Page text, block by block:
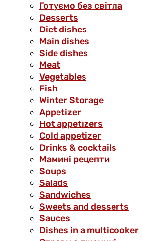
Готуємо без світла
Desserts
Diet dishes
Main dishes
Side dishes
Meat
Vegetables
Fish
Winter Storage
Аppetizer
Hot appetizers
Cold appetizer
Drinks & cocktails
Мамині рецепти
Soups
Salads
Sandwiches
Sweets and desserts
Sauces
Dishes in a multicooker